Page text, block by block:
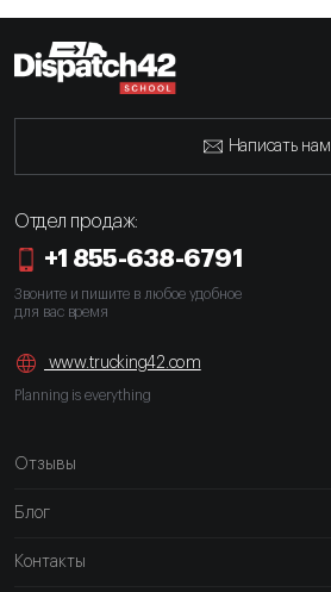
Написать нам
Отдел продаж:
+1 855-638-6791
Звоните и пишите в любое удобное
для вас время
www.trucking42.com
Planning is everything
Отзывы
Блог
Контакты